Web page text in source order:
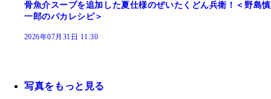
骨魚介スープを追加した夏仕様のぜいたくどん兵衛！＜野島慎
一郎のバカレシピ＞
2026年07月31日 11:30
写真をもっと見る